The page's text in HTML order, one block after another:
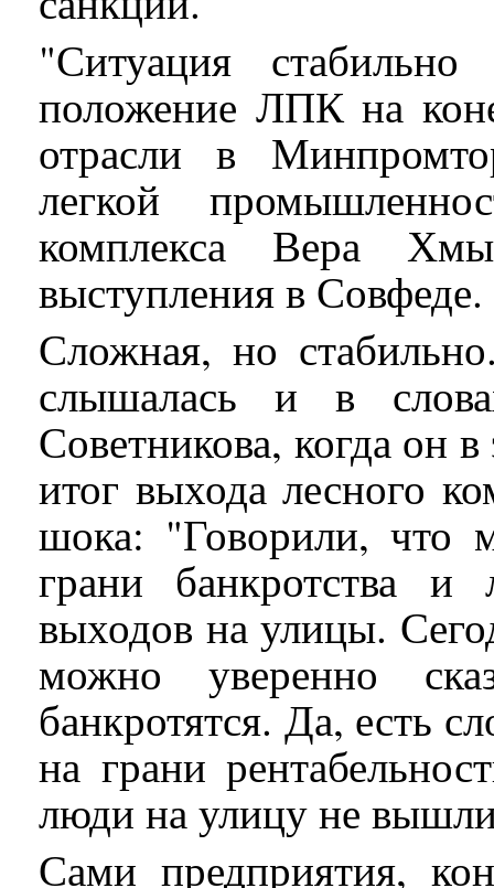
"Ситуация
положение ЛПК на
отрасли в
легкой
комплекса Вера
выступления в Совфеде.
Сложная, но
слышалась и в
Советникова, когда он
итог выхода лесного
шока: "Говорили, что
грани банкротства
выходов на улицы.
можно уверенно
банкротятся. Да, есть
на грани
люди на улицу не
Сами предприятия,